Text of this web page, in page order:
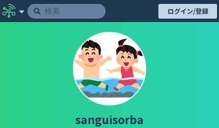
ログイン/登録
sanguisorba